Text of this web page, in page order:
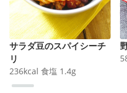
サラダ豆のスパイシーチ
リ
236kcal 食塩 1.4g